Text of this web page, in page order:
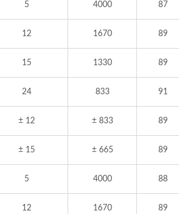
5 4000 87
12 1670 89
15 1330 89
24 833 91
± 12 ± 833 89
± 15 ± 665 89
5 4000 88
12 1670 89